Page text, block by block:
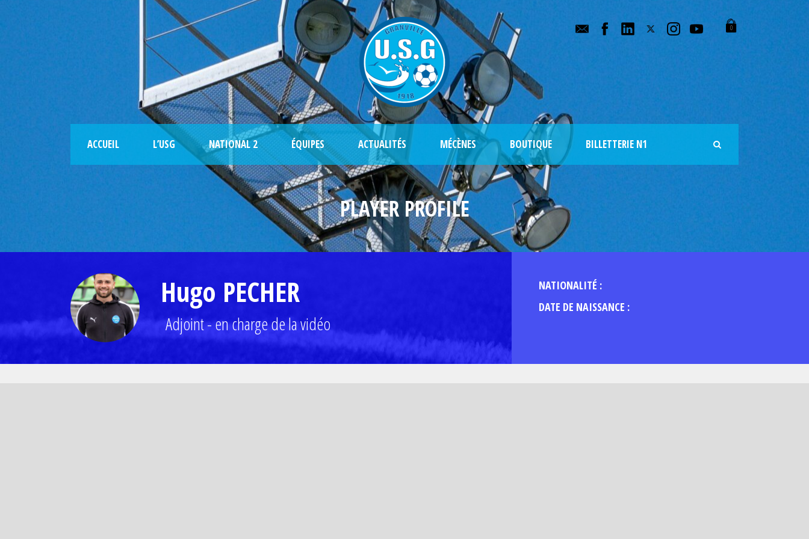
0
ACCUEIL L’USG NATIONAL 2 ÉQUIPES ACTUALITÉS MÉCÈNES BOUTIQUE BILLETTERIE N1
PLAYER PROFILE
Hugo PECHER
Adjoint - en charge de la vidéo
NATIONALITÉ :
DATE DE NAISSANCE :